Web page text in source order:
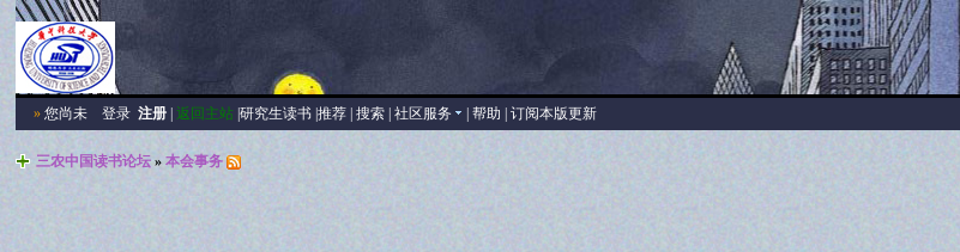
» 您尚未登录 注册 |返回主站 |研究生读书 |推荐 |搜索 |社区服务 |帮助 |订阅本版更新
三农中国读书论坛 »本会事务